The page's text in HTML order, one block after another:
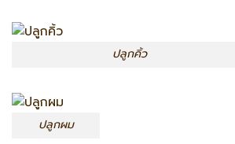
ปลูกคิ้ว
ปลูกผม